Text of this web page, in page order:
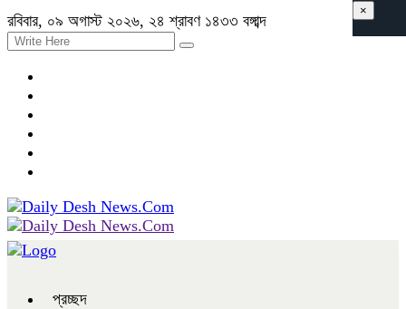
রবিবার, ০৯ অগাস্ট ২০২৬, ২৪ শ্রাবণ ১৪৩৩ বঙ্গাব্দ
প্রচ্ছদ
×